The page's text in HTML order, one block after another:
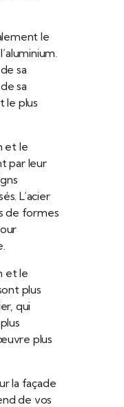
le
sa
sa
le plus
et le
par leur
L’acier
de formes
et le
plus
qui
plus
la façade
de vos